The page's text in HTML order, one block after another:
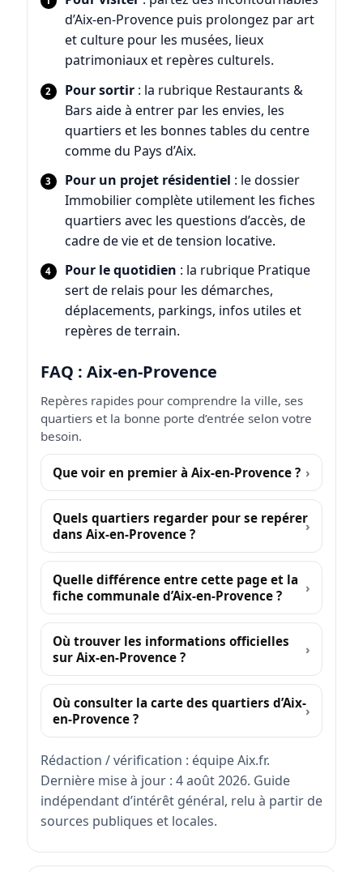
d’Aix-en-Provencepuis prolongez parart
et culturepour les musées, lieux
patrimoniaux et repères culturels.
Pour sortir: la rubrique Restaurants &
Bars aide à entrer par les envies, les
quartiers et les bonnes tables du centre
comme du Pays d’Aix.
Pour un projet résidentiel : le dossier
Immobiliercomplète utilement les fiches
quartiers avec les questions d’accès, de
cadre de vie et de tension locative.
Pour le quotidien : la rubrique Pratique
sert de relais pour les démarches,
déplacements, parkings, infos utiles et
repères de terrain.
FAQ : Aix-en-Provence
Repères rapides pour comprendre la ville, ses
quartiers et la bonne porte d’entrée selon votre
besoin.
Que voir en premier à Aix-en-Provence ?
Quels quartiers regarder pour se repérer
dans Aix-en-Provence ?
Quelle différence entre cette page et la
fiche communale d’Aix-en-Provence ?
Où trouver les informations officielles
sur Aix-en-Provence ?
Où consulter la carte des quartiers d’Aix-
en-Provence ?
Rédaction / vérification : équipe Aix.fr.
Dernière mise à jour : 4 août 2026. Guide
indépendant d’intérêt général, relu à partir de
sources publiques et locales.